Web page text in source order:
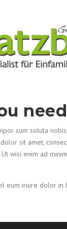
cum soluta
sit amet,
wisi enim ad
eum iriure dolor